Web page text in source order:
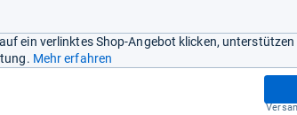
ein verlinktes Shop-Angebot klicken, unterstützen
Mehr erfahren